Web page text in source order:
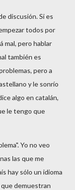
discusión. Si es
todos por
mal, pero hablar
también es
pero a
y le sonrío
algo en catalán,
le tengo que
Yo no veo
las que me
hay sólo un idioma
demuestran